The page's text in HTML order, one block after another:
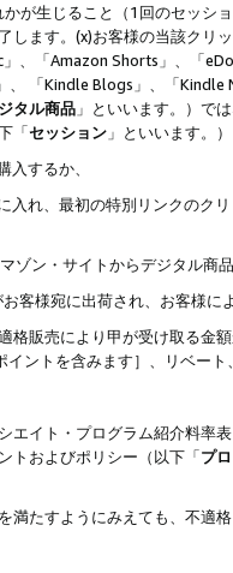
が生じること（1回のセッシ
します。(x)お客様の当該ク
、「Amazon Shorts」、「
、 「Kindle Blogs」、「
タル商品 」といいます。）で
「セッション 」といいます。
するか、
入れ、最初の特別リンクのク
ゾン・サイトからデジタル
客様宛に出荷され、お客様
格販売により甲が受け取る金
ントを含みます］、リベー
エイト・プログラム紹介料率
トおよびポリシー（以下「プ
満たすようにみえても、不適